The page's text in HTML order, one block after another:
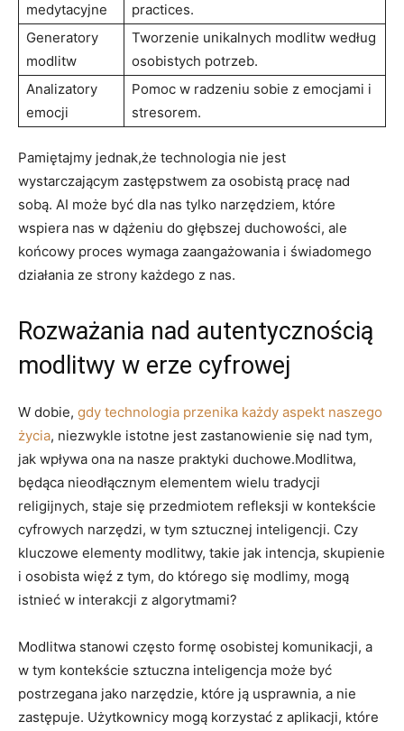
medytacyjne
practices.
Generatory
modlitw
Tworzenie unikalnych modlitw według
osobistych potrzeb.
Analizatory
emocji
Pomoc w radzeniu sobie z emocjami i
stresorem.
Pamiętajmy jednak,że technologia nie jest
wystarczającym zastępstwem za osobistą pracę nad
sobą. AI może być dla nas tylko narzędziem, które
wspiera nas w dążeniu do głębszej duchowości, ale
końcowy proces wymaga zaangażowania i świadomego
działania ze strony każdego z nas.
Rozważania nad autentycznością
modlitwy w erze cyfrowej
W dobie, gdy technologia przenika każdy aspekt naszego
życia, niezwykle istotne jest zastanowienie się nad tym,
jak wpływa ona na nasze praktyki duchowe.Modlitwa,
będąca nieodłącznym elementem wielu tradycji
religijnych, staje się przedmiotem refleksji w kontekście
cyfrowych narzędzi, w tym sztucznej inteligencji. Czy
kluczowe elementy modlitwy, takie jak intencja, skupienie
i osobista więź z tym, do którego się modlimy, mogą
istnieć w interakcji z algorytmami?
Modlitwa stanowi często formę osobistej komunikacji, a
w tym kontekście sztuczna inteligencja może być
postrzegana jako narzędzie, które ją usprawnia, a nie
zastępuje. Użytkownicy mogą korzystać z aplikacji, które